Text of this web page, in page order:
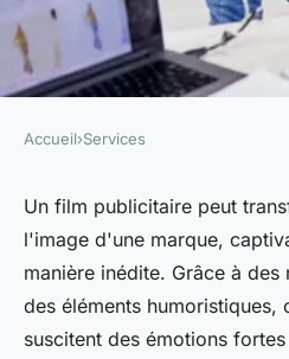
Le pouvoir d'un
publicitaire
votre image
admin•12 avril 2025•7 min de
Accueil›Services
Un film publicitaire peut
l'image d'une marque,
manière inédite. Grâce à
des éléments humoristiques,
suscitent des émotions